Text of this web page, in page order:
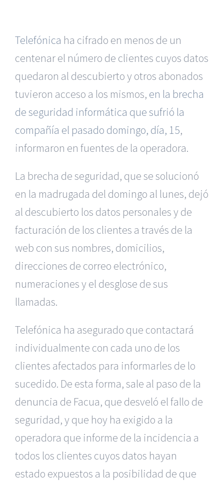
Telefónica ha cifrado en menos de un
centenar el número de clientes cuyos datos
quedaron al descubierto y otros abonados
tuvieron acceso a los mismos, en la brecha
de seguridad informática que sufrió la
compañía el pasado domingo, día, 15,
informaron en fuentes de la operadora.
La brecha de seguridad, que se solucionó
en la madrugada del domingo al lunes, dejó
al descubierto los datos personales y de
facturación de los clientes a través de la
web con sus nombres, domicilios,
direcciones de correo electrónico,
numeraciones y el desglose de sus
llamadas.
Telefónica ha asegurado que contactará
individualmente con cada uno de los
clientes afectados para informarles de lo
sucedido. De esta forma, sale al paso de la
denuncia de Facua, que desveló el fallo de
seguridad, y que hoy ha exigido a la
operadora que informe de la incidencia a
todos los clientes cuyos datos hayan
estado expuestos a la posibilidad de que